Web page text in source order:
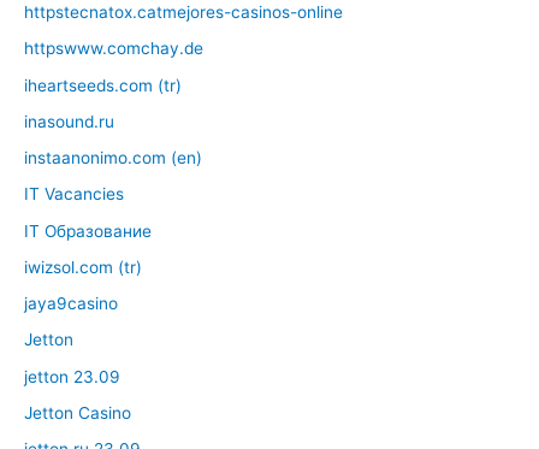
httpstecnatox.catmejores-casinos-online
httpswww.comchay.de
iheartseeds.com (tr)
inasound.ru
instaanonimo.com (en)
IT Vacancies
IT Образование
iwizsol.com (tr)
jaya9casino
Jetton
jetton 23.09
Jetton Casino